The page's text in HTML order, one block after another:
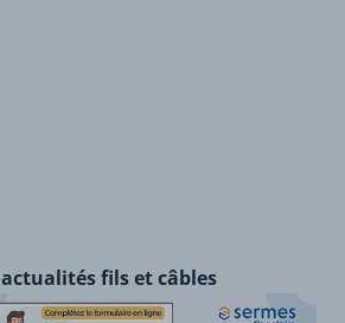
actualités fils et câbles